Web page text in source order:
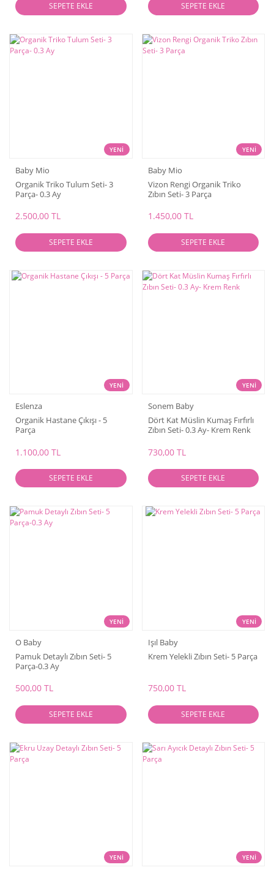
SEPETE EKLE SEPETE EKLE
YENİ
Baby Mio
Organik Triko Tulum Seti- 3
Parça- 0.3 Ay
2.500,00 TL
SEPETE EKLE
YENİ
Baby Mio
Vizon Rengi Organik Triko
Zıbın Seti- 3 Parça
1.450,00 TL
SEPETE EKLE
YENİ
Eslenza
Organik Hastane Çıkışı - 5
Parça
1.100,00 TL
SEPETE EKLE
YENİ
Sonem Baby
Dört Kat Müslin Kumaş Fırfırlı
Zıbın Seti- 0.3 Ay- Krem Renk
730,00 TL
SEPETE EKLE
YENİ
O Baby
Pamuk Detaylı Zıbın Seti- 5
Parça-0.3 Ay
500,00 TL
SEPETE EKLE
YENİ
Işıl Baby
Krem Yelekli Zıbın Seti- 5 Parça
750,00 TL
SEPETE EKLE
YENİ YENİ